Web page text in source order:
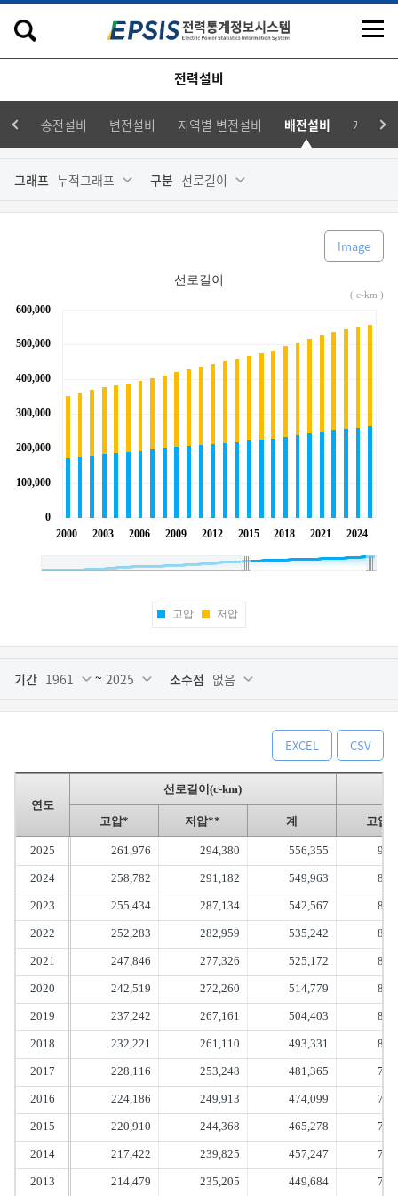
전력설비
송전설비 변전설비 지역별 변전설비 배전설비 지역별
그래프 누적그래프 구분 선로길이
Image
선로길이
( c-km )
고압 저압
기간 1961 ~ 2025 소수점 없음
EXCEL CSV
261,976 294,380 556,355
258,782 291,182 549,963
255,434 287,134 542,567
252,283 282,959 535,242
247,846 277,326 525,172
242,519 272,260 514,779
237,242 267,161 504,403
232,221 261,110 493,331
228,116 253,248 481,365
224,186 249,913 474,099
220,910 244,368 465,278
217,422 239,825 457,247
214,479 235,205 449,684
고압* 저압** 계 고압*
선로길이(c-km)
2025
2024
2023
2022
2021
2020
2019
2018
2017
2016
2015
2014
2013
연도